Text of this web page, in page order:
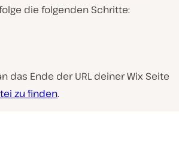
die folgenden Schritte:
das Ende der URL deiner Wix Seite
zu finden.